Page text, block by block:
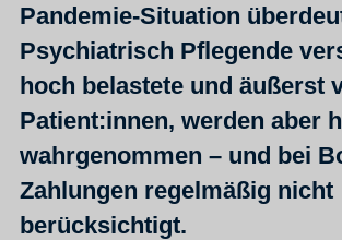
Pandemie-Situation
Psychiatrisch Pflegende
hoch belastete und äußerst
Patient:innen, werden aber
wahrgenommen – und bei
Zahlungen regelmäßig nicht
berücksichtigt.